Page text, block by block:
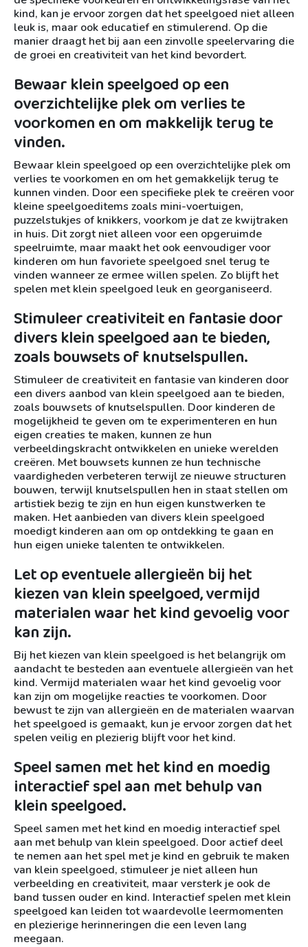
kind, kan je ervoor zorgen dat het speelgoed niet alleen
leuk is, maar ook educatief en stimulerend. Op die
manier draagt het bij aan een zinvolle speelervaring die
de groei en creativiteit van het kind bevordert.
Bewaar klein speelgoed op een
overzichtelijke plek om verlies te
voorkomen en om makkelijk terug te
vinden.
Bewaar klein speelgoed op een overzichtelijke plek om
verlies te voorkomen en om het gemakkelijk terug te
kunnen vinden. Door een specifieke plek te creëren voor
kleine speelgoeditems zoals mini-voertuigen,
puzzelstukjes of knikkers, voorkom je dat ze kwijtraken
in huis. Dit zorgt niet alleen voor een opgeruimde
speelruimte, maar maakt het ook eenvoudiger voor
kinderen om hun favoriete speelgoed snel terug te
vinden wanneer ze ermee willen spelen. Zo blijft het
spelen met klein speelgoed leuk en georganiseerd.
Stimuleer creativiteit en fantasie door
divers klein speelgoed aan te bieden,
zoals bouwsets of knutselspullen.
Stimuleer de creativiteit en fantasie van kinderen door
een divers aanbod van klein speelgoed aan te bieden,
zoals bouwsets of knutselspullen. Door kinderen de
mogelijkheid te geven om te experimenteren en hun
eigen creaties te maken, kunnen ze hun
verbeeldingskracht ontwikkelen en unieke werelden
creëren. Met bouwsets kunnen ze hun technische
vaardigheden verbeteren terwijl ze nieuwe structuren
bouwen, terwijl knutselspullen hen in staat stellen om
artistiek bezig te zijn en hun eigen kunstwerken te
maken. Het aanbieden van divers klein speelgoed
moedigt kinderen aan om op ontdekking te gaan en
hun eigen unieke talenten te ontwikkelen.
Let op eventuele allergieën bij het
kiezen van klein speelgoed, vermijd
materialen waar het kind gevoelig voor
kan zijn.
Bij het kiezen van klein speelgoed is het belangrijk om
aandacht te besteden aan eventuele allergieën van het
kind. Vermijd materialen waar het kind gevoelig voor
kan zijn om mogelijke reacties te voorkomen. Door
bewust te zijn van allergieën en de materialen waarvan
het speelgoed is gemaakt, kun je ervoor zorgen dat het
spelen veilig en plezierig blijft voor het kind.
Speel samen met het kind en moedig
interactief spel aan met behulp van
klein speelgoed.
Speel samen met het kind en moedig interactief spel
aan met behulp van klein speelgoed. Door actief deel
te nemen aan het spel met je kind en gebruik te maken
van klein speelgoed, stimuleer je niet alleen hun
verbeelding en creativiteit, maar versterk je ook de
band tussen ouder en kind. Interactief spelen met klein
speelgoed kan leiden tot waardevolle leermomenten
en plezierige herinneringen die een leven lang
meegaan.